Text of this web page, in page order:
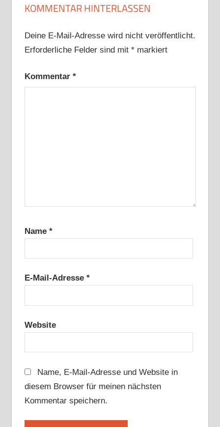
KOMMENTAR HINTERLASSEN
Deine E-Mail-Adresse wird nicht veröffentlicht.
Erforderliche Felder sind mit *markiert
Kommentar *
Name *
E-Mail-Adresse *
Website
Name, E-Mail-Adresse und Website in
diesem Browser für meinen nächsten
Kommentar speichern.